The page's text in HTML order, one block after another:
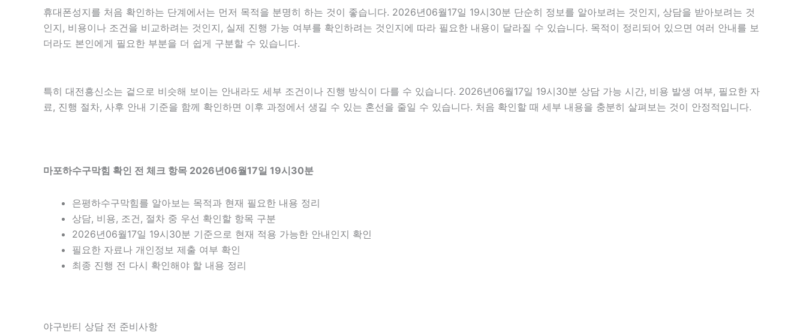
휴대폰성지를 처음 확인하는 단계에서는 먼저 목적을 분명히 하는 것이 좋습니다. 2026년06월17일 19시30분 단순히 정보를 알아보려는 것인지, 상담을 받아보려는 것
인지, 비용이나 조건을 비교하려는 것인지, 실제 진행 가능 여부를 확인하려는 것인지에 따라 필요한 내용이 달라질 수 있습니다. 목적이 정리되어 있으면 여러 안내를 보
더라도 본인에게 필요한 부분을 더 쉽게 구분할 수 있습니다.
특히 대전흥신소는 겉으로 비슷해 보이는 안내라도 세부 조건이나 진행 방식이 다를 수 있습니다. 2026년06월17일 19시30분 상담 가능 시간, 비용 발생 여부, 필요한 자
료, 진행 절차, 사후 안내 기준을 함께 확인하면 이후 과정에서 생길 수 있는 혼선을 줄일 수 있습니다. 처음 확인할 때 세부 내용을 충분히 살펴보는 것이 안정적입니다.
마포하수구막힘 확인 전 체크 항목 2026년06월17일 19시30분
은평하수구막힘를 알아보는 목적과 현재 필요한 내용 정리
상담, 비용, 조건, 절차 중 우선 확인할 항목 구분
2026년06월17일 19시30분 기준으로 현재 적용 가능한 안내인지 확인
필요한 자료나 개인정보 제출 여부 확인
최종 진행 전 다시 확인해야 할 내용 정리
야구반티 상담 전 준비사항